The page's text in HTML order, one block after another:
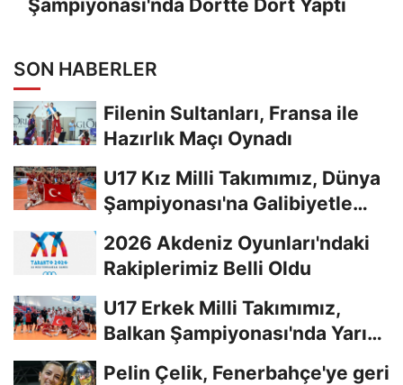
Şampiyonası'nda Dörtte Dört Yaptı
SON HABERLER
Filenin Sultanları, Fransa ile
Hazırlık Maçı Oynadı
U17 Kız Milli Takımımız, Dünya
Şampiyonası'na Galibiyetle
2026 Akdeniz Oyunları'ndaki
Rakiplerimiz Belli Oldu
U17 Erkek Milli Takımımız,
Balkan Şampiyonası'nda Yarı
Pelin Çelik, Fenerbahçe'ye geri